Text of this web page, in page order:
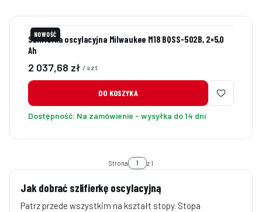
NOWOŚĆ
Szlifierka oscylacyjna Milwaukee M18 BQSS-502B, 2×5,0
Ah
Cena
2 037,68 zł / szt
DO KOSZYKA
Dostępność: Na zamówienie - wysyłka do 14 dni
Strona z 1
Jak dobrać szlifierkę oscylacyjną
Patrz przede wszystkim na kształt stopy. Stopa